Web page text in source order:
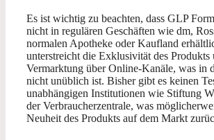
Es ist wichtig zu beachten, dass GLP
nicht in regulären Geschäften wie dm,
normalen Apotheke oder Kaufland
unterstreicht die Exklusivität des Produkts
Vermarktung über Online-Kanäle, was in
nicht unüblich ist. Bisher gibt es keinen
unabhängigen Institutionen wie Stiftung
der Verbraucherzentrale, was
Neuheit des Produkts auf dem Markt